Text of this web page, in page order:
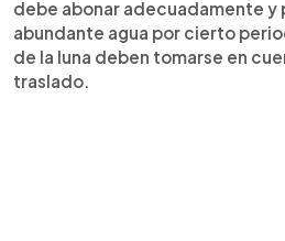
debe abonar adecuadamente y
abundante agua por cierto
de la luna deben tomarse en
traslado.